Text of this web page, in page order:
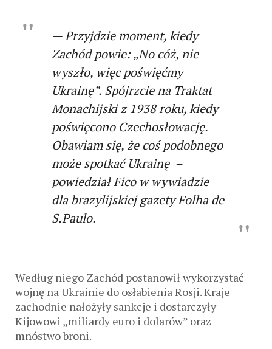
— Przyjdzie moment, kiedy
Zachód powie: „No cóż, nie
wyszło, więc poświęćmy
Ukrainę”. Spójrzcie na Traktat
Monachijski z 1938 roku, kiedy
poświęcono Czechosłowację.
Obawiam się, że coś podobnego
może spotkać Ukrainę –
powiedział Fico w wywiadzie
dla brazylijskiej gazety Folha de
S.Paulo.
Według niego Zachód postanowił wykorzystać
wojnę na Ukrainie do osłabienia Rosji. Kraje
zachodnie nałożyły sankcje i dostarczyły
Kijowowi „miliardy euro i dolarów” oraz
mnóstwo broni.